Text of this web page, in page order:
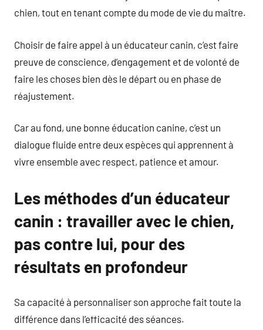
chien, tout en tenant compte du mode de vie du maître.
Choisir de faire appel à un éducateur canin, c’est faire
preuve de conscience, d’engagement et de volonté de
faire les choses bien dès le départ ou en phase de
réajustement.
Car au fond, une bonne éducation canine, c’est un
dialogue fluide entre deux espèces qui apprennent à
vivre ensemble avec respect, patience et amour.
Les méthodes d’un éducateur
canin : travailler avec le chien,
pas contre lui, pour des
résultats en profondeur
Sa capacité à personnaliser son approche fait toute la
différence dans l’efficacité des séances.